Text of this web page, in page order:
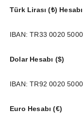
Türk Lirası (₺) Hesabı
IBAN: TR33 0020
Dolar Hesabı ($)
IBAN: TR92 0020
Euro Hesabı (€)